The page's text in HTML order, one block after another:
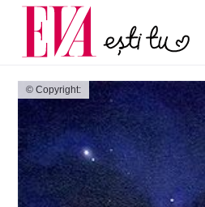
© Copyright:
Carieră
Actualitate